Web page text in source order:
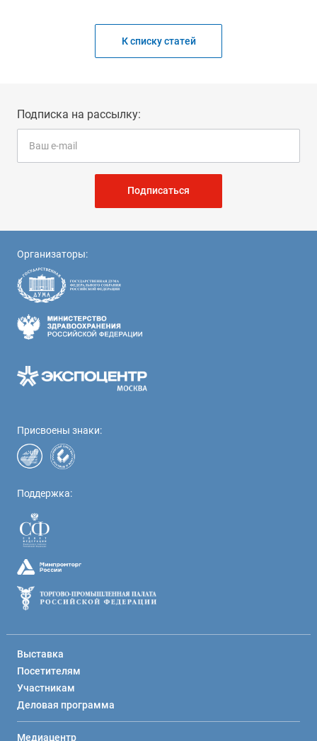
К списку статей
Подписка на рассылку:
Подписаться
Организаторы:
Присвоены знаки:
Поддержка:
Выставка
Посетителям
Участникам
Деловая программа
Медиацентр